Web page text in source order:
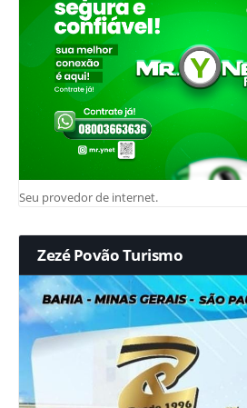
Seu provedor de internet.
Zezé Povão Turismo